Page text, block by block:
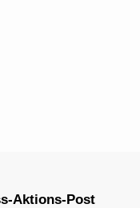
Aktions-Post